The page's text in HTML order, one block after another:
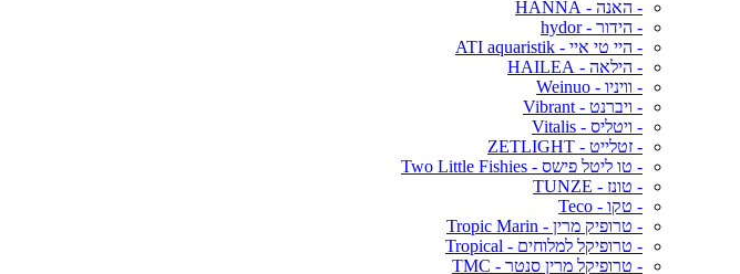
- האנה - HANNA
- הידור - hydor
- היי טי איי - ATI aquaristik
- הילאה - HAILEA
- וויניו - Weinuo
- ויברנט - Vibrant
- ויטליס - Vitalis
- זטלייט - ZETLIGHT
- טו ליטל פישס - Two Little Fishies
- טונז - TUNZE
- טקו - Teco
- טרופיק מרין - Tropic Marin
- טרופיקל למלוחים - Tropical
- טרופיקל מרין סנטר - TMC